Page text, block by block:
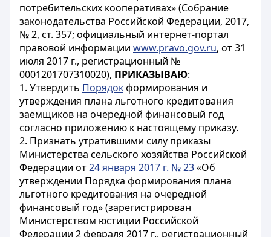
потребительских кооперативах» (Собрание
законодательства Российской Федерации, 2017,
№ 2, ст. 357; официальный интернет-портал
правовой информации www.pravo.gov.ru, от 31
июля 2017 г., регистрационный №
0001201707310020), ПРИКАЗЫВАЮ:
1. Утвердить Порядокформирования и
утверждения плана льготного кредитования
заемщиков на очередной финансовый год
согласно приложению к настоящему приказу.
2. Признать утратившими силу приказы
Министерства сельского хозяйства Российской
Федерации от24 января 2017 г. № 23«Об
утверждении Порядка формирования плана
льготного кредитования на очередной
финансовый год» (зарегистрирован
Министерством юстиции Российской
Федерации 2 февраля 2017 г., регистрационный